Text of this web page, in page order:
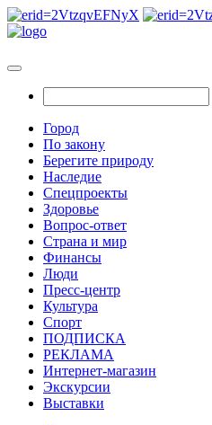
Город
По закону
Берегите природу
Наследие
Спецпроекты
Здоровье
Вопрос-ответ
Страна и мир
Финансы
Люди
Пресс-центр
Культура
Спорт
ПОДПИСКА
РЕКЛАМА
Интернет-магазин
Экскурсии
Выставки